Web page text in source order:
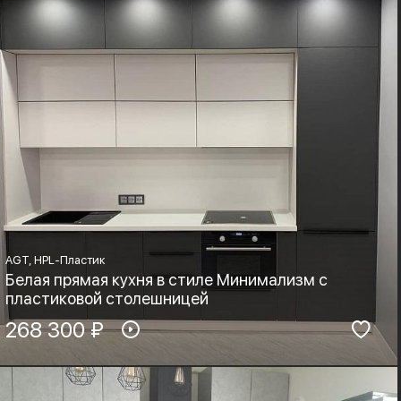
AGT, HPL-Пластик
Белая прямая кухня в стиле Минимализм с
пластиковой столешницей
Материал фасадов:
AGT, HPL-Пластик
Материал столешницы:
HPL+основа
Фурнитура: Стиль:
Минимализм
268 300 ₽